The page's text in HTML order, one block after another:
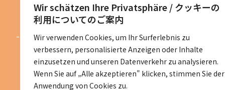
Wir schätzen Ihre Privatsphäre / クッキーの
利用についてのご案内
Wir verwenden Cookies, um Ihr Surferlebnis zu
verbessern, personalisierte Anzeigen oder Inhalte
einzusetzen und unseren Datenverkehr zu analysieren.
Wenn Sie auf „Alle akzeptieren" klicken, stimmen Sie der
Anwendung von Cookies zu.
DeJaK友の会設立１０周年記念
お知らせ
お知らせ一覧
活動予定一覧